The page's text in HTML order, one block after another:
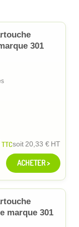
301
TTCsoit20,33 € HT
ACHETER >
marque 301